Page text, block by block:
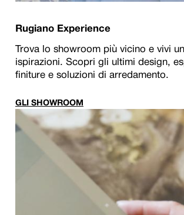
Rugiano Experience
Trova lo showroom più vicino e vivi
ispirazioni. Scopri gli ultimi design,
finiture e soluzioni di arredamento.
GLI SHOWROOM